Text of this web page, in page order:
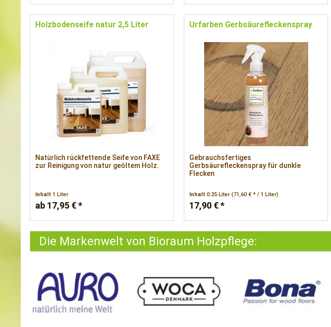
Holzbodenseife natur 2,5 Liter
Natürlich rückfettende Seife von FAXE
zur Reinigung von natur geöltem Holz.
Inhalt 1 Liter
ab 17,95 € *
Urfarben Gerbsäurefleckenspray
Gebrauchsfertiges
Gerbsäurefleckenspray für dunkle
Flecken
Inhalt 0.25 Liter (71,60 € * / 1 Liter)
17,90 € *
Die Markenwelt von Bioraum Holzpflege: